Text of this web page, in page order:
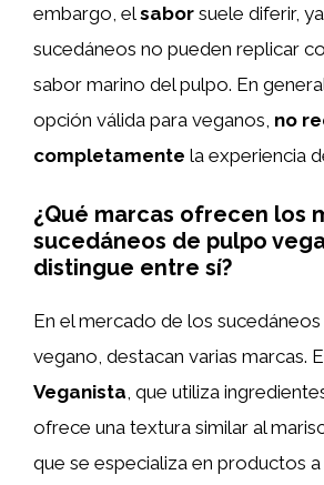
embargo, elsabor suele diferir,
sucedáneos no pueden replicar
sabor marino del pulpo. En
opción válida para veganos, no
completamente la experiencia
¿Qué marcas ofrecen los
sucedáneos de pulpo
distingue entre sí?
En el mercado de los
vegano, destacan varias marcas.
Veganista, que utiliza
ofrece una textura similar al
que se especializa en productos a